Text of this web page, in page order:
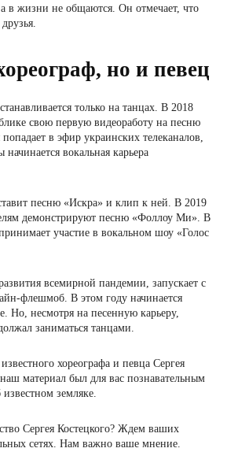
в жизни не общаются. Он отмечает, что
но и певец
только на танцах. В 2018
свою первую видеоработу на песню
в эфир украинских телеканалов,
вокальная карьера
песню «Искра» и клип к ней. В 2019
демонстрируют песню «Фоллоу Ми». В
участие в вокальном шоу «Голос
всемирной пандемии, запускает с
флешмоб. В этом году начинается
Но, несмотря на песенную карьеру,
заниматься танцами.
хореографа и певца Сергея
материал был для вас познавательным
земляке.
Сергея Костецкого? Ждем ваших
сетях. Нам важно ваше мнение.